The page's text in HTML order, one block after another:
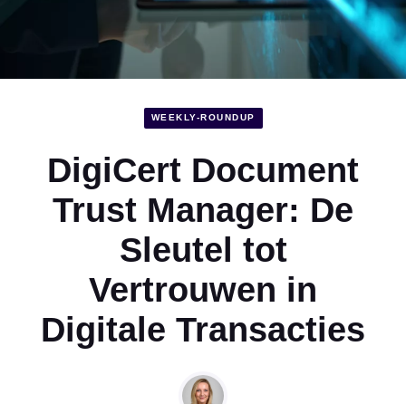
WEEKLY-ROUNDUP
DigiCert Document
Trust Manager: De
Sleutel tot
Vertrouwen in
Digitale Transacties